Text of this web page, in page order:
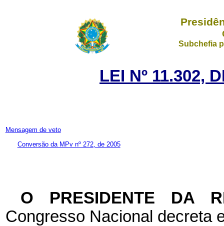
Subchefia
LEI Nº 11.302,
Mensagem de veto
Conversão da MPv nº 272, de 2005
O PRESIDENTE DA
Congresso Nacional decreta